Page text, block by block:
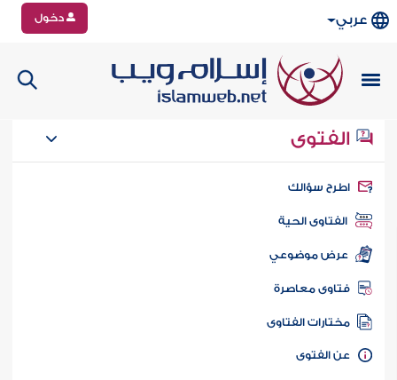
عربي دخول
الفتوى
سؤالك
الفتاوى الحية
عرض موضوعي
فتاوى معاصرة
مختارات الفتاوى